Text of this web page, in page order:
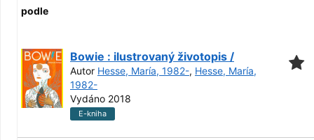
podle
Bowie : ilustrovaný životopis /
Autor Hesse, María, 1982-, Hesse, María,
1982-
Vydáno 2018
E-kniha